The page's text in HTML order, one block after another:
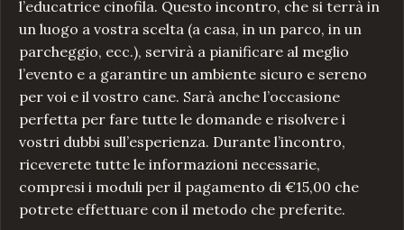
l’educatrice cinofila. Questo incontro, che si terrà in
un luogo a vostra scelta (a casa, in un parco, in un
parcheggio, ecc.), servirà a pianificare al meglio
l’evento e a garantire un ambiente sicuro e sereno
per voi e il vostro cane. Sarà anche l’occasione
perfetta per fare tutte le domande e risolvere i
vostri dubbi sull’esperienza. Durante l’incontro,
riceverete tutte le informazioni necessarie,
compresi i moduli per il pagamento di €15,00 che
potrete effettuare con il metodo che preferite.